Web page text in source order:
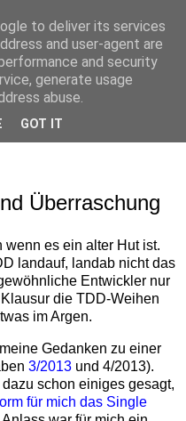
Tank
"Denkraum" -
Überraschung
es ein alter Hut ist.
landauf, landab nicht das
Entwickler nur
die TDD-Weihen
im Argen.
Gedanken zu einer
3/2013 und 4/2013).
schon einiges gesagt,
für mich das Single
to deliver its services
and user-agent are
and security
generate usage
abuse.
GOT IT